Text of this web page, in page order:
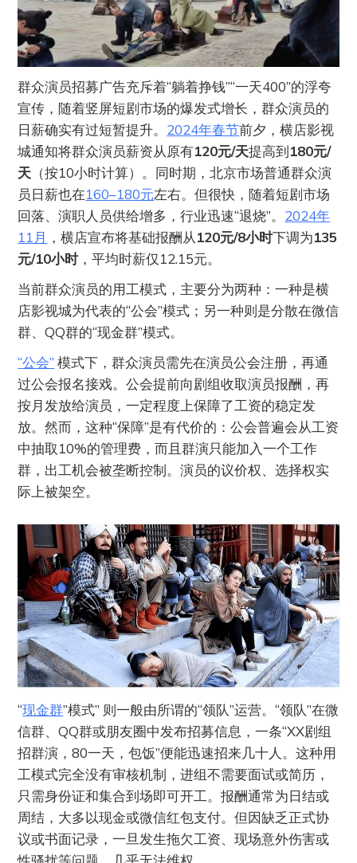
群众演员招募广告充斥着“躺着挣钱”“一天400”的浮夸
宣传，随着竖屏短剧市场的爆发式增长，群众演员的
日薪确实有过短暂提升。 2024年春节前夕，横店影视
城通知将群众演员薪资从原有120元/天提高到180元/
天 （按10小时计算）。同时期，北京市场普通群众演
员日薪也在160–180元左右。但很快，随着短剧市场
回落、演职人员供给增多，行业迅速“退烧”。 2024年
11月 ，横店宣布将基础报酬从120元/8小时下调为135
元/10小时，平均时薪仅12.15元。
当前群众演员的用工模式，主要分为两种：一种是横
店影视城为代表的“公会”模式；另一种则是分散在微信
群、QQ群的“现金群”模式。
“公会” 模式下，群众演员需先在演员公会注册，再通
过公会报名接戏。公会提前向剧组收取演员报酬，再
按月发放给演员，一定程度上保障了工资的稳定发
放。然而，这种“保障”是有代价的：公会普遍会从工资
中抽取10%的管理费，而且群演只能加入一个工作
群，出工机会被垄断控制。演员的议价权、选择权实
际上被架空。
“现金群”模式” 则一般由所谓的“领队”运营。“领队”在微
信群、QQ群或朋友圈中发布招募信息，一条“XX剧组
招群演，80一天，包饭”便能迅速招来几十人。这种用
工模式完全没有审核机制，进组不需要面试或简历，
只需身份证和集合到场即可开工。报酬通常为日结或
周结，大多以现金或微信红包支付。但因缺乏正式协
议或书面记录，一旦发生拖欠工资、现场意外伤害或